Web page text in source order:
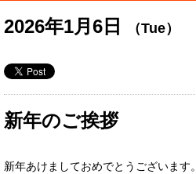
2026年1月6日 （Tue）
新年のご挨拶
新年あけましておめでとうございます。